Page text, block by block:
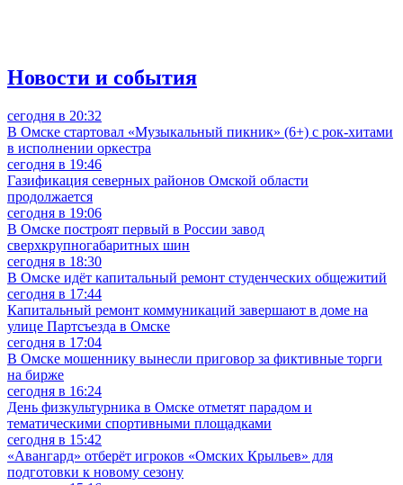
Новости и события
сегодня в 20:32
В Омске стартовал «Музыкальный пикник» (6+) с рок-хитами
в исполнении оркестра
сегодня в 19:46
Газификация северных районов Омской области
продолжается
сегодня в 19:06
В Омске построят первый в России завод
сверхкрупногабаритных шин
сегодня в 18:30
В Омске идёт капитальный ремонт студенческих общежитий
сегодня в 17:44
Капитальный ремонт коммуникаций завершают в доме на
улице Партсъезда в Омске
сегодня в 17:04
В Омске мошеннику вынесли приговор за фиктивные торги
на бирже
сегодня в 16:24
День физкультурника в Омске отметят парадом и
тематическими спортивными площадками
сегодня в 15:42
«Авангард» отберёт игроков «Омских Крыльев» для
подготовки к новому сезону